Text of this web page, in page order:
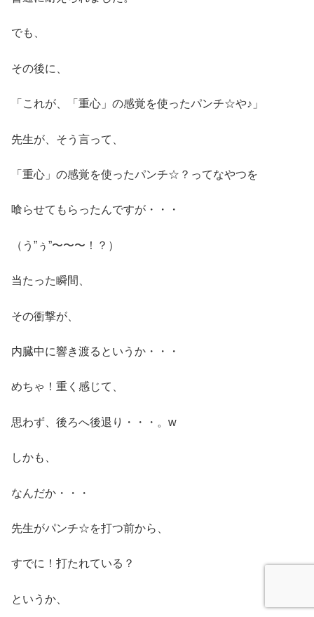
でも、
その後に、
「これが、「重心」の感覚を使ったパンチ☆や♪」
先生が、そう言って、
「重心」の感覚を使ったパンチ☆？ってなやつを
喰らせてもらったんですが・・・
（う”ぅ”〜〜〜！？）
当たった瞬間、
その衝撃が、
内臓中に響き渡るというか・・・
めちゃ！重く感じて、
思わず、後ろへ後退り・・・。w
しかも、
なんだか・・・
先生がパンチ☆を打つ前から、
すでに！打たれている？
というか、